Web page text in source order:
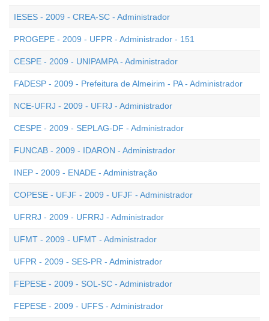
IESES - 2009 - CREA-SC - Administrador
PROGEPE - 2009 - UFPR - Administrador - 151
CESPE - 2009 - UNIPAMPA - Administrador
FADESP - 2009 - Prefeitura de Almeirim - PA - Administrador
NCE-UFRJ - 2009 - UFRJ - Administrador
CESPE - 2009 - SEPLAG-DF - Administrador
FUNCAB - 2009 - IDARON - Administrador
INEP - 2009 - ENADE - Administração
COPESE - UFJF - 2009 - UFJF - Administrador
UFRRJ - 2009 - UFRRJ - Administrador
UFMT - 2009 - UFMT - Administrador
UFPR - 2009 - SES-PR - Administrador
FEPESE - 2009 - SOL-SC - Administrador
FEPESE - 2009 - UFFS - Administrador